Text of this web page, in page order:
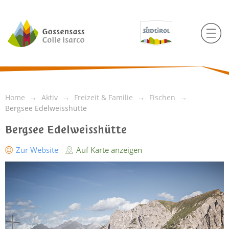
Home Aktiv Freizeit & Familie
Fischen
Bergsee Edelweisshütte
Bergsee Edelweisshütte
Zur Website Auf Karte anzeigen